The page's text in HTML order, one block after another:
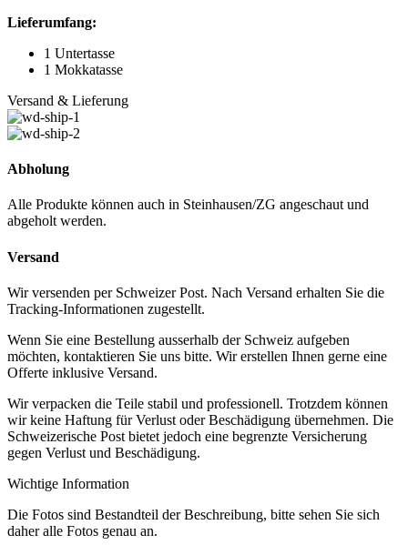
Lieferumfang:
1 Untertasse
1 Mokkatasse
Versand & Lieferung
Abholung
Alle Produkte können auch in Steinhausen/ZG angeschaut und
abgeholt werden.
Versand
Wir versenden per Schweizer Post. Nach Versand erhalten Sie die
Tracking-Informationen zugestellt.
Wenn Sie eine Bestellung ausserhalb der Schweiz aufgeben
möchten, kontaktieren Sie uns bitte. Wir erstellen Ihnen gerne eine
Offerte inklusive Versand.
Wir verpacken die Teile stabil und professionell. Trotzdem können
wir keine Haftung für Verlust oder Beschädigung übernehmen. Die
Schweizerische Post bietet jedoch eine begrenzte Versicherung
gegen Verlust und Beschädigung.
Wichtige Information
Die Fotos sind Bestandteil der Beschreibung, bitte sehen Sie sich
daher alle Fotos genau an.